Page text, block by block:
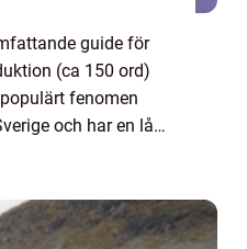
guide för
(ca 150 ord)
fenomen
och har en lång